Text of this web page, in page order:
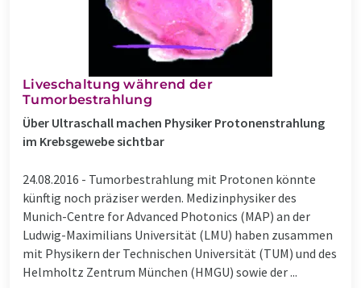
Liveschaltung während der
Tumorbestrahlung
Über Ultraschall machen Physiker Protonenstrahlung
im Krebsgewebe sichtbar
24.08.2016 - Tumorbestrahlung mit Protonen könnte
künftig noch präziser werden. Medizinphysiker des
Munich-Centre for Advanced Photonics (MAP) an der
Ludwig-Maximilians Universität (LMU) haben zusammen
mit Physikern der Technischen Universität (TUM) und des
Helmholtz Zentrum München (HMGU) sowie der ...